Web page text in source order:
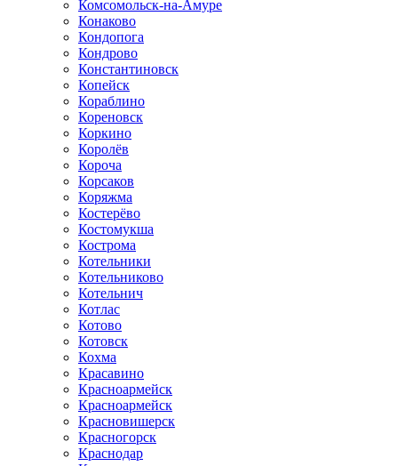
Комсомольск-на-Амуре
Конаково
Кондопога
Кондрово
Константиновск
Копейск
Кораблино
Кореновск
Коркино
Королёв
Короча
Корсаков
Коряжма
Костерёво
Костомукша
Кострома
Котельники
Котельниково
Котельнич
Котлас
Котово
Котовск
Кохма
Красавино
Красноармейск
Красноармейск
Красновишерск
Красногорск
Краснодар